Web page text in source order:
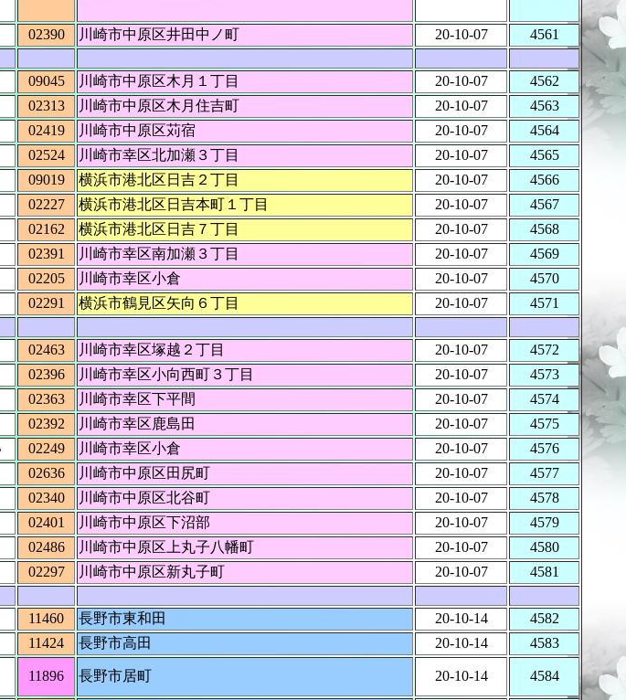
02390 川崎市中原区井田中ノ町 20-10-07 4561
09045 川崎市中原区木月１丁目 20-10-07
4562
02313 川崎市中原区木月住吉町 20-10-07
4563
02419 川崎市中原区苅宿 20-10-07
4564
02524 川崎市幸区北加瀬３丁目 20-10-07
4565
09019 横浜市港北区日吉２丁目 20-10-07
4566
02227 横浜市港北区日吉本町１丁目 20-10-07
4567
02162 横浜市港北区日吉７丁目 20-10-07
4568
02391 川崎市幸区南加瀬３丁目 20-10-07
4569
02205 川崎市幸区小倉 20-10-07
4570
02291 横浜市鶴見区矢向６丁目 20-10-07 4571
02463 川崎市幸区塚越２丁目 20-10-07
4572
02396 川崎市幸区小向西町３丁目 20-10-07
4573
02363 川崎市幸区下平間 20-10-07
4574
02392 川崎市幸区鹿島田 20-10-07
4575
02249 川崎市幸区小倉 20-10-07
4576
02636 川崎市中原区田尻町 20-10-07
4577
02340 川崎市中原区北谷町 20-10-07
4578
02401 川崎市中原区下沼部 20-10-07
4579
02486 川崎市中原区上丸子八幡町 20-10-07
4580
02297 川崎市中原区新丸子町 20-10-07 4581
11460 長野市東和田 20-10-14
4582
11424 長野市高田 20-10-14 4583
11896 長野市居町 20-10-14 4584